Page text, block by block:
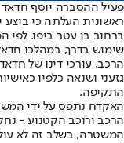
פעיל ההסברה יוסף
ראשונית העלתה כי ביצע
ברחוב בן עטר ביפו. לפי
שימוש בדרך, במהלכו
הרכב. עורכי דינו של
גזעני ושנאה כלפיו
התקיפה.
האקדח נתפס על ידי
הרכב ורוכב הקטנוע -
המשטרה, בשלב זה לא